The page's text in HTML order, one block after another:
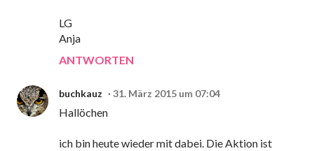
LG
Anja
ANTWORTEN
buchkauz 31. März 2015 um 07:04
Hallöchen
ich bin heute wieder mit dabei. Die Aktion ist